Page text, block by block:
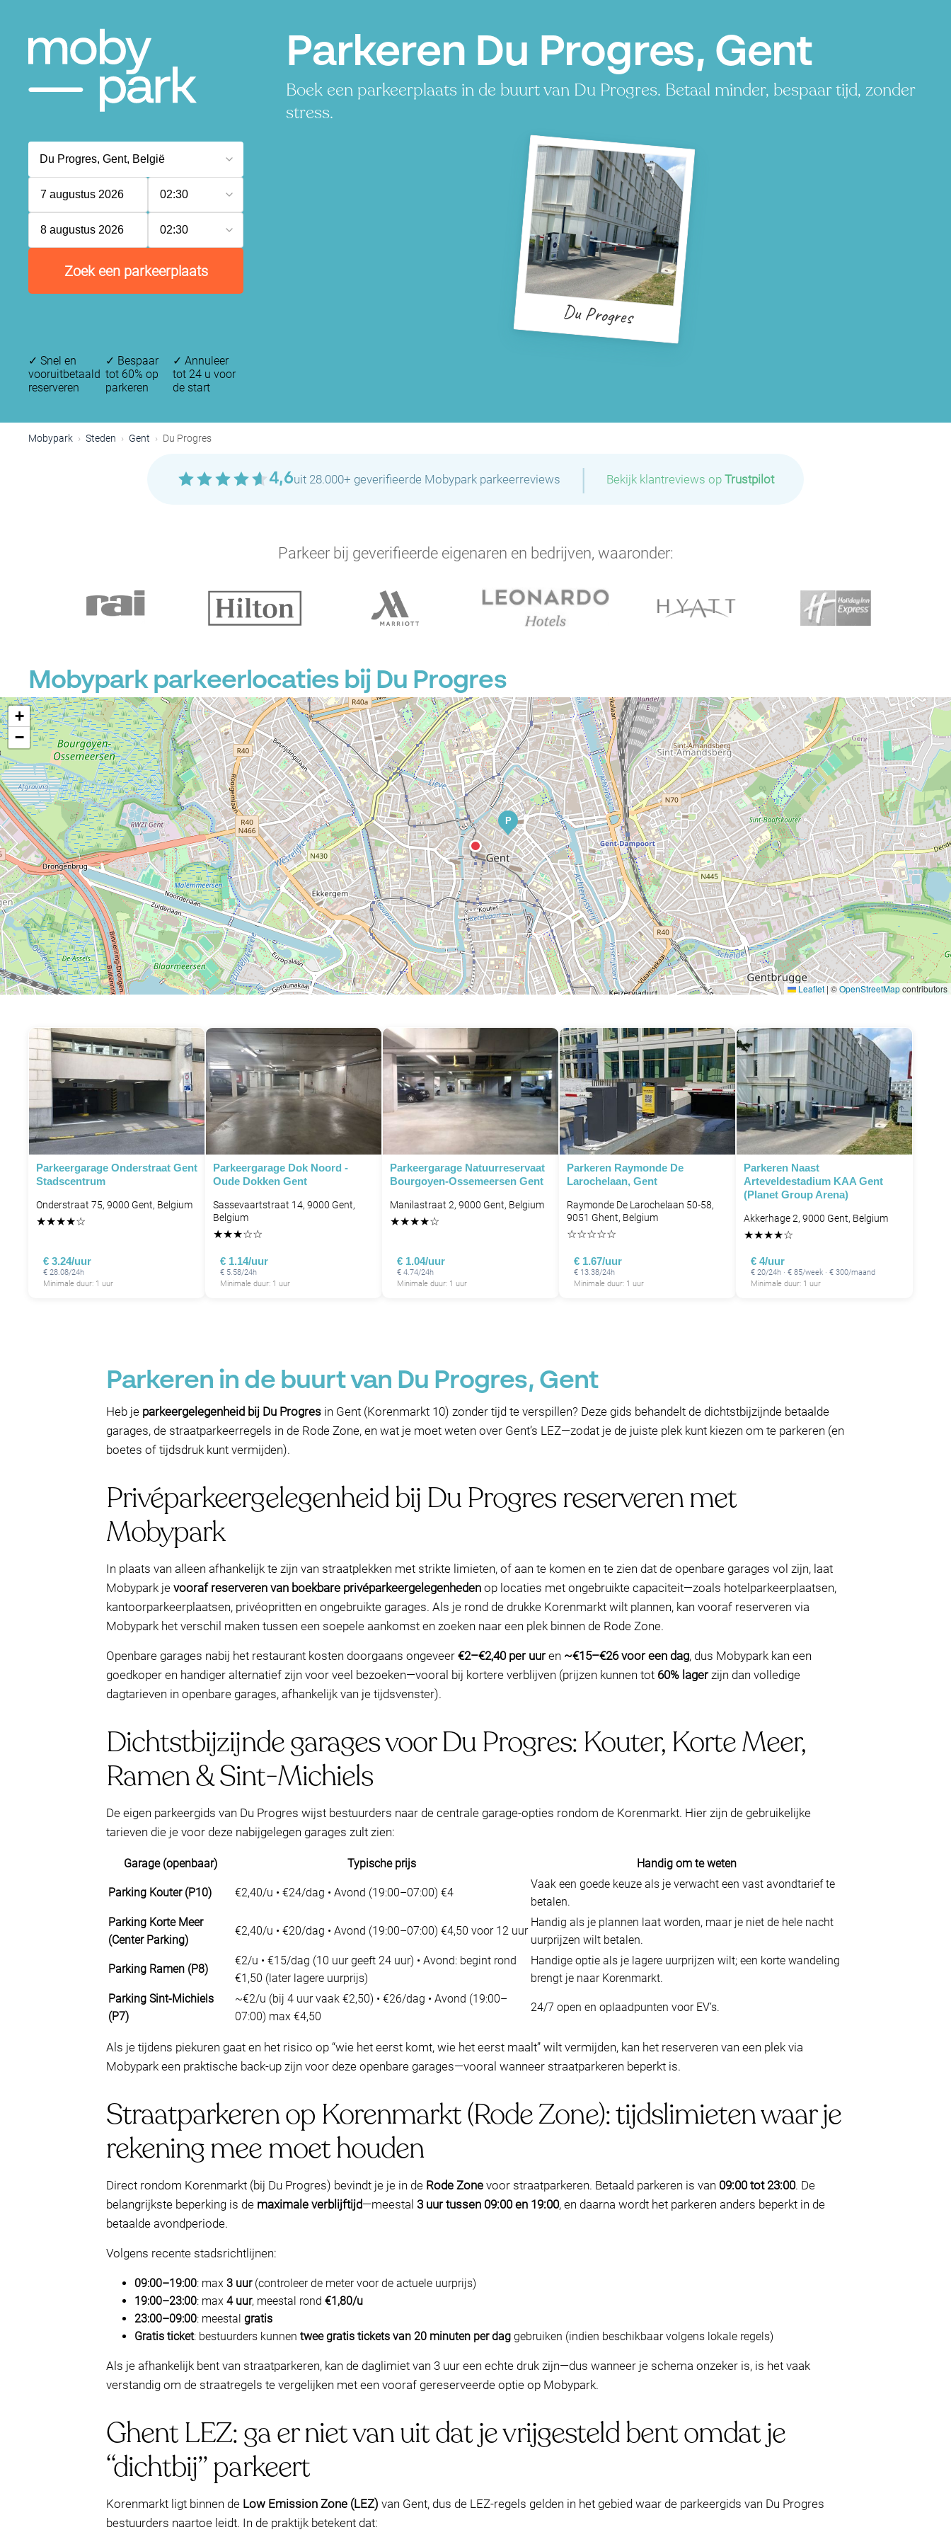
Parkeren Du Progres, Gent
Boek een parkeerplaats in de buurt van Du Progres. Betaal minder, bespaar tijd, zonder
stress.
7 augustus 2026 02:30
8 augustus 2026 02:30
Zoek een parkeerplaats
Du Progres
✓ Snel en
vooruitbetaald
reserveren
✓ Bespaar
tot 60% op
parkeren
✓ Annuleer
tot 24 u voor
de start
Mobypark Steden Gent Du Progres
4,6uit 28.000+ geverifieerde Mobypark parkeerreviews | Bekijk klantreviews op Trustpilot
Parkeer bij geverifieerde eigenaren en bedrijven, waaronder:
Mobypark parkeerlocaties bij Du Progres
P
P
+
−
Leaflet |©OpenStreetMapcontributors
Parkeergarage Onderstraat Gent
Stadscentrum
Onderstraat 75, 9000 Gent, Belgium
★★★★☆
€ 3.24/uur
€ 28.08/24h
Minimale duur: 1 uur
Parkeergarage Dok Noord -
Oude Dokken Gent
Sassevaartstraat 14, 9000 Gent,
Belgium
★★★☆☆
€ 1.14/uur
€ 5.58/24h
Minimale duur: 1 uur
Parkeergarage Natuurreservaat
Bourgoyen-Ossemeersen Gent
Manilastraat 2, 9000 Gent, Belgium
★★★★☆
€ 1.04/uur
€ 4.74/24h
Minimale duur: 1 uur
Parkeren Raymonde De
Larochelaan, Gent
Raymonde De Larochelaan 50-58,
9051 Ghent, Belgium
☆☆☆☆☆
€ 1.67/uur
€ 13.38/24h
Minimale duur: 1 uur
Parkeren Naast
Arteveldestadium KAA Gent
(Planet Group Arena)
Akkerhage 2, 9000 Gent, Belgium
★★★★☆
€ 4/uur
€ 20/24h · € 85/week · € 300/maand
Minimale duur: 1 uur
Parkeren in de buurt van Du Progres, Gent
Heb je parkeergelegenheid bij Du Progres in Gent (Korenmarkt 10) zonder tijd te verspillen? Deze gids behandelt de dichtstbijzijnde betaalde
garages, de straatparkeerregels in de Rode Zone, en wat je moet weten over Gent’s LEZ—zodat je de juiste plek kunt kiezen om te parkeren (en
boetes of tijdsdruk kunt vermijden).
Privéparkeergelegenheid bij Du Progres reserveren met
Mobypark
In plaats van alleen afhankelijk te zijn van straatplekken met strikte limieten, of aan te komen en te zien dat de openbare garages vol zijn, laat
Mobypark je vooraf reserveren van boekbare privéparkeergelegenheden op locaties met ongebruikte capaciteit—zoals hotelparkeerplaatsen,
kantoorparkeerplaatsen, privéopritten en ongebruikte garages. Als je rond de drukke Korenmarkt wilt plannen, kan vooraf reserveren via
Mobypark het verschil maken tussen een soepele aankomst en zoeken naar een plek binnen de Rode Zone.
Openbare garages nabij het restaurant kosten doorgaans ongeveer €2–€2,40 per uuren ~€15–€26 voor een dag, dus Mobypark kan een
goedkoper en handiger alternatief zijn voor veel bezoeken—vooral bij kortere verblijven (prijzen kunnen tot 60% lagerzijn dan volledige
dagtarieven in openbare garages, afhankelijk van je tijdsvenster).
Dichtstbijzijnde garages voor Du Progres: Kouter, Korte Meer,
Ramen & Sint-Michiels
De eigen parkeergids van Du Progres wijst bestuurders naar de centrale garage-opties rondom de Korenmarkt. Hier zijn de gebruikelijke
tarieven die je voor deze nabijgelegen garages zult zien:
Garage (openbaar) Typische prijs Handig om te weten
Parking Kouter (P10) €2,40/u • €24/dag • Avond (19:00–07:00) €4
Vaak een goede keuze als je verwacht een vast avondtarief te
betalen.
Parking Korte Meer
(Center Parking)
€2,40/u • €20/dag • Avond (19:00–07:00) €4,50 voor 12 uur
Handig als je plannen laat worden, maar je niet de hele nacht
uurprijzen wilt betalen.
Parking Ramen (P8)
€2/u • €15/dag (10 uur geeft 24 uur) • Avond: begint rond
€1,50 (later lagere uurprijs)
Handige optie als je lagere uurprijzen wilt; een korte wandeling
brengt je naar Korenmarkt.
Parking Sint-Michiels
(P7)
~€2/u (bij 4 uur vaak €2,50) • €26/dag • Avond (19:00–
07:00) max €4,50
24/7 open en oplaadpunten voor EV’s.
Als je tijdens piekuren gaat en het risico op “wie het eerst komt, wie het eerst maalt” wilt vermijden, kan het reserveren van een plek via
Mobypark een praktische back-up zijn voor deze openbare garages—vooral wanneer straatparkeren beperkt is.
Straatparkeren op Korenmarkt (Rode Zone): tijdslimieten waar je
rekening mee moet houden
Direct rondom Korenmarkt (bij Du Progres) bevindt je je in de Rode Zone voor straatparkeren. Betaald parkeren is van 09:00 tot 23:00. De
belangrijkste beperking is de maximale verblijftijd—meestal 3 uur tussen 09:00 en 19:00, en daarna wordt het parkeren anders beperkt in de
betaalde avondperiode.
Volgens recente stadsrichtlijnen:
09:00–19:00: max 3 uur(controleer de meter voor de actuele uurprijs)
19:00–23:00: max 4 uur, meestal rond €1,80/u
23:00–09:00: meestal gratis
Gratis ticket: bestuurders kunnen twee gratis tickets van 20 minuten per dag gebruiken (indien beschikbaar volgens lokale regels)
Als je afhankelijk bent van straatparkeren, kan de daglimiet van 3 uur een echte druk zijn—dus wanneer je schema onzeker is, is het vaak
verstandig om de straatregels te vergelijken met een vooraf gereserveerde optie op Mobypark.
Ghent LEZ: ga er niet van uit dat je vrijgesteld bent omdat je
“dichtbij” parkeert
Korenmarkt ligt binnen de Low Emission Zone (LEZ) van Gent, dus de LEZ-regels gelden in het gebied waar de parkeergids van Du Progres
bestuurders naartoe leidt. In de praktijk betekent dat: